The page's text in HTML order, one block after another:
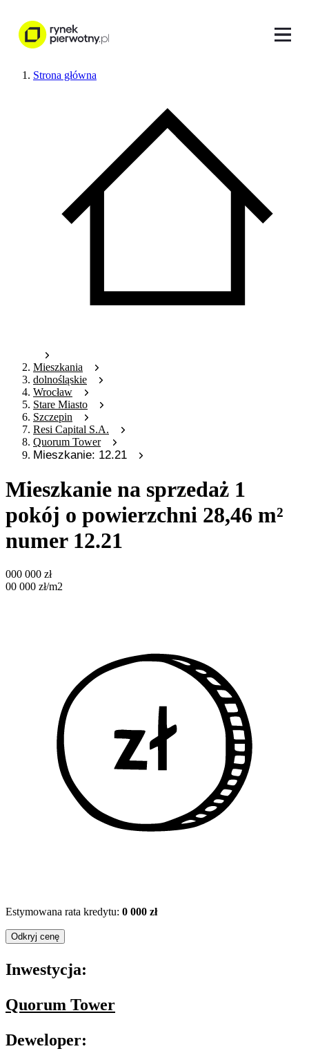
Strona główna
Mieszkania
dolnośląskie
Wrocław
Stare Miasto
Szczepin
Resi Capital S.A.
Quorum Tower
Mieszkanie: 12.21
Mieszkanie na sprzedaż 1
pokój o powierzchni 28,46 m²
numer 12.21
000 000 zł
00 000 zł/m2
Estymowana rata kredytu: 0 000 zł
Odkryj cenę
Inwestycja:
Quorum Tower
Deweloper: